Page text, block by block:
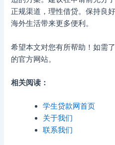
正规渠道，理性借贷。保持良
海外生活带来更多便利。
希望本文对您有所帮助！如需
的官方网站。
相关阅读：
学生贷款网首页
关于我们
联系我们